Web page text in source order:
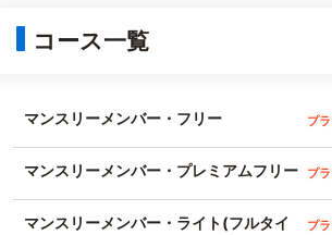
コース一覧
マンスリーメンバー・フリー プ
マンスリーメンバー・プレミアムフリー プ
マンスリーメンバー・ライト(フルタイ
プ